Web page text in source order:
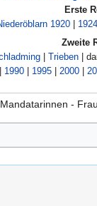
Erste
1920 | 1924
Zweite
| Trieben|
1990| 1995| 2000|
-